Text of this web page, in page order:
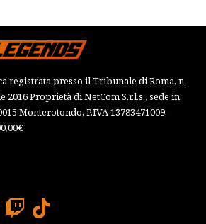
registrata presso il Tribunale di Roma, n.
2016 Proprietà di NetCom S.r.l.s., sede in
Monterotondo, P.IVA 13783471009,